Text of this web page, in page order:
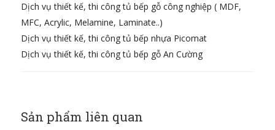
Dịch vụ thiết kế, thi công tủ bếp gỗ công nghiệp ( MDF,
MFC, Acrylic, Melamine, Laminate..)
Dịch vụ thiết kế, thi công tủ bếp nhựa Picomat
Dịch vụ thiết kế, thi công tủ bếp gỗ An Cường
Sản phẩm liên quan